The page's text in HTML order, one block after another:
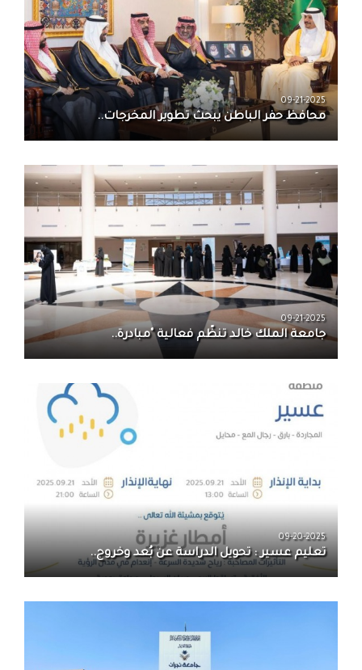
09-21-2025
محافظ حفر الباطن يبحث تطوير المخرجات..
09-21-2025
جامعة الملك خالد تنظّم فعالية "مبادرة..
09-20-2025
تعليم عسير : تحويل الدراسة عن بُعد وخروج..